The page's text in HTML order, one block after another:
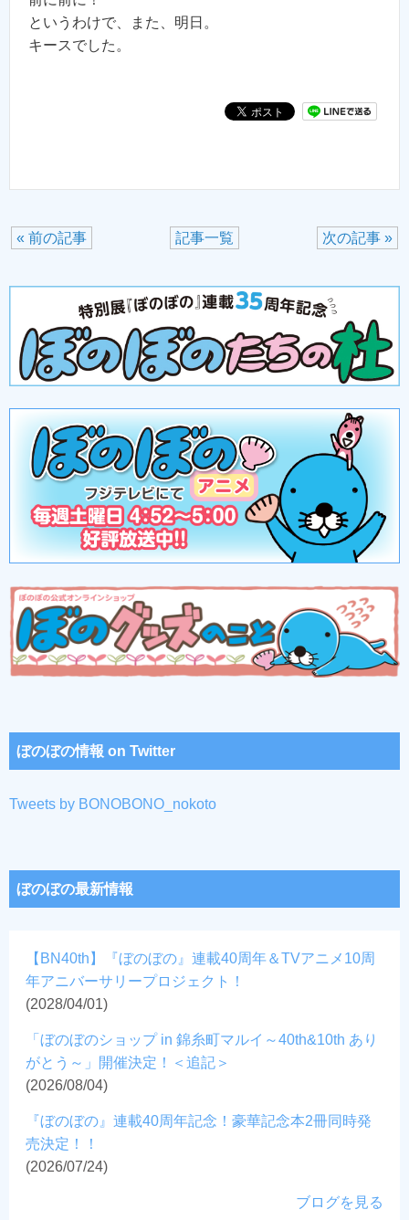
というわけで、また、明日。
キースでした。
次の記事 »
記事一覧
« 前の記事
ぼのぼの情報 on Twitter
Tweets by BONOBONO_nokoto
ぼのぼの最新情報
【BN40th】『ぼのぼの』連載40周年＆TVアニメ10周
年アニバーサリープロジェクト！
(2028/04/01)
「ぼのぼのショップ in 錦糸町マルイ～40th&10th あり
がとう～」開催決定！＜追記＞
(2026/08/04)
『ぼのぼの』連載40周年記念！豪華記念本2冊同時発
売決定！！
(2026/07/24)
ブログを見る